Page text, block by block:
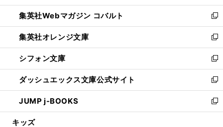
開
く
ウ
で
開
く
ン
ド
ウ
で
開
く
ウ
ィ
ン
ド
ウ
で
開
く
集英社Webマガジン コバルト
新
し
い
ウ
ィ
ン
ド
ウ
で
開
集英社オレンジ文庫
新
し
い
ウ
ィ
ン
ド
ウ
シフォン文庫
新
し
い
ウ
ィ
ン
ダッシュエックス文庫公式サイト
新
し
い
ウ
JUMP j-BOOKS
新
し
キッズ